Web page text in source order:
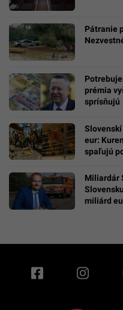
Pátranie
prémia
sprísňujú
eur:
spaľujú
Miliardár
miliárd